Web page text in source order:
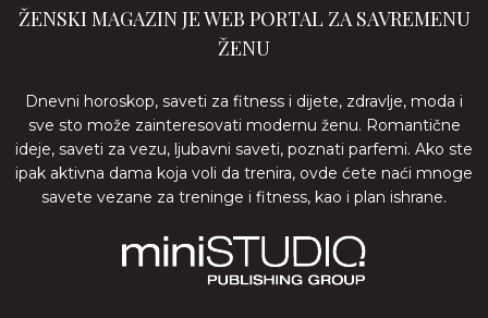
ŽENSKI MAGAZIN JE WEB PORTAL ZA SAVREMENU
ŽENU
Dnevni horoskop, saveti za fitness i dijete, zdravlje, moda i
sve sto može zainteresovati modernu ženu. Romantične
ideje, saveti za vezu, ljubavni saveti, poznati parfemi. Ako ste
ipak aktivna dama koja voli da trenira, ovde ćete naći mnoge
savete vezane za treninge i fitness, kao i plan ishrane.